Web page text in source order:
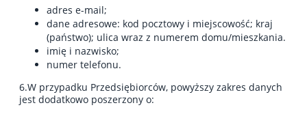
adres e-mail;
dane adresowe: kod pocztowy i miejscowość; kraj
(państwo); ulica wraz z numerem domu/mieszkania.
imię i nazwisko;
numer telefonu.
6.W przypadku Przedsiębiorców, powyższy zakres danych
jest dodatkowo poszerzony o: